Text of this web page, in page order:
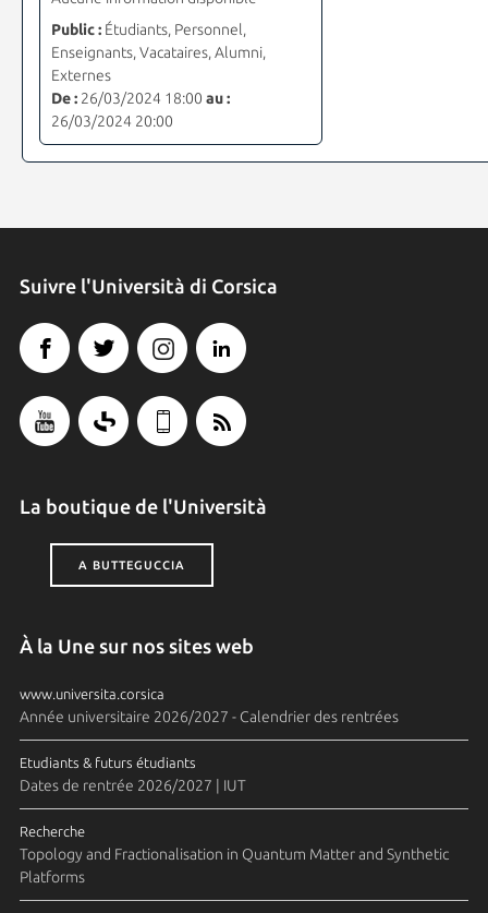
Public :Étudiants, Personnel,
Enseignants, Vacataires, Alumni,
Externes
De :26/03/2024 18:00 au :
26/03/2024 20:00
Suivre l'Università di Corsica
La boutique de l'Università
A BUTTEGUCCIA
À la Une sur nos sites web
www.universita.corsica
Année universitaire 2026/2027 - Calendrier des rentrées
Etudiants & futurs étudiants
Dates de rentrée 2026/2027 | IUT
Recherche
Topology and Fractionalisation in Quantum Matter and Synthetic
Platforms